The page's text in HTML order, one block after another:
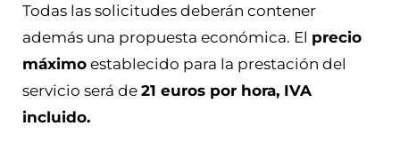
Todas las solicitudes deberán contener
además una propuesta económica. El precio
máximo establecido para la prestación del
servicio será de 21 euros por hora, IVA
incluido.